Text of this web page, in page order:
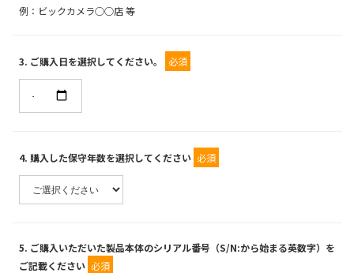
例：ビックカメラ○○店 等
3. ご購入日を選択してください。 必須
4. 購入した保守年数を選択してください 必須
5. ご購入いただいた製品本体のシリアル番号（S/N:から始まる英数字）を
ご記載ください 必須